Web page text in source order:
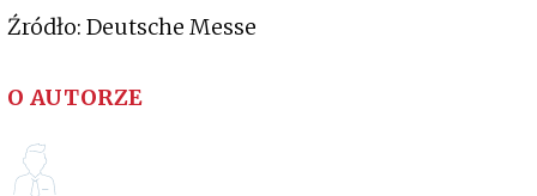
Źródło: Deutsche Messe
O AUTORZE